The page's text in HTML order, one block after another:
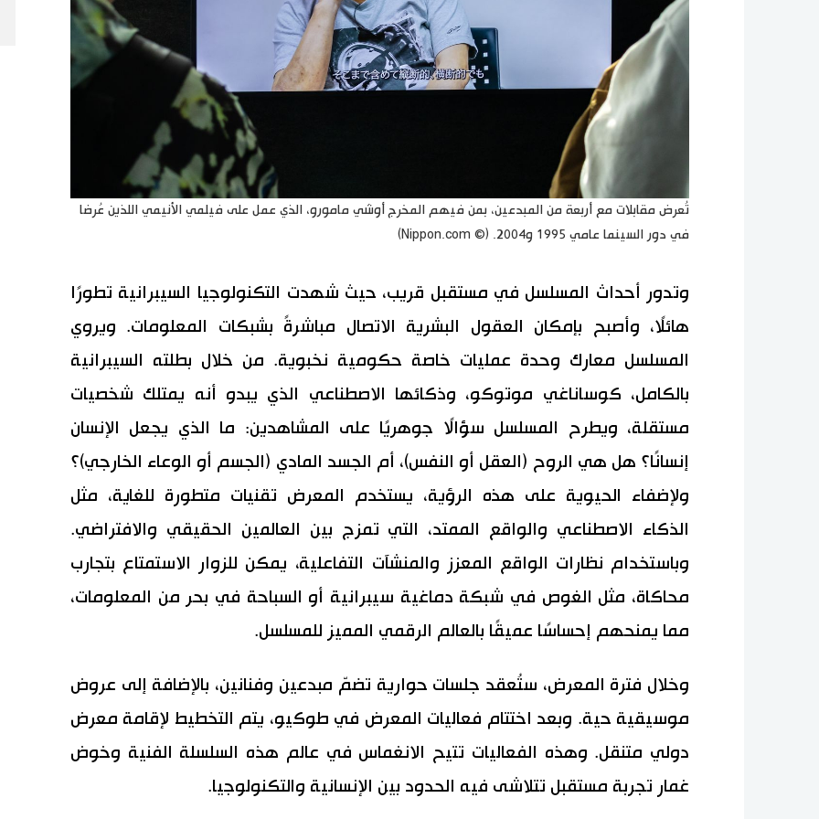
تُعرض مقابلات مع أربعة من المبدعين، بمن فيهم المخرج أوشي مامورو، الذي عمل على فيلمي الأنيمي اللذين عُرضا
في دور السينما عامي 1995 و2004. (© Nippon.com)
وتدور أحداث المسلسل في مستقبل قريب، حيث شهدت التكنولوجيا السيبرانية تطورًا
هائلًا، وأصبح بإمكان العقول البشرية الاتصال مباشرةً بشبكات المعلومات. ويروي
المسلسل معارك وحدة عمليات خاصة حكومية نخبوية. من خلال بطلته السيبرانية
بالكامل، كوساناغي موتوكو، وذكائها الاصطناعي الذي يبدو أنه يمتلك شخصيات
مستقلة، ويطرح المسلسل سؤالًا جوهريًا على المشاهدين: ما الذي يجعل الإنسان
إنسانًا؟ هل هي الروح (العقل أو النفس)، أم الجسد المادي (الجسم أو الوعاء الخارجي)؟
ولإضفاء الحيوية على هذه الرؤية، يستخدم المعرض تقنيات متطورة للغاية، مثل
الذكاء الاصطناعي والواقع الممتد، التي تمزج بين العالمين الحقيقي والافتراضي.
وباستخدام نظارات الواقع المعزز والمنشآت التفاعلية، يمكن للزوار الاستمتاع بتجارب
محاكاة، مثل الغوص في شبكة دماغية سيبرانية أو السباحة في بحر من المعلومات،
مما يمنحهم إحساسًا عميقًا بالعالم الرقمي المميز للمسلسل.
وخلال فترة المعرض، ستُعقد جلسات حوارية تضمّ مبدعين وفنانين، بالإضافة إلى عروض
موسيقية حية. وبعد اختتام فعاليات المعرض في طوكيو، يتم التخطيط لإقامة معرض
دولي متنقل. وهذه الفعاليات تتيح الانغماس في عالم هذه السلسلة الفنية وخوض
غمار تجربة مستقبل تتلاشى فيه الحدود بين الإنسانية والتكنولوجيا.